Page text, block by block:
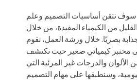
نتقن أساسيات التصميم وعلم
من الكيمياء المفيدة، من خلال
بصريًا. خلال ورشة العمل، نقوم
مختبر كيميائي صغير حيث نكتشف
والدرجات غير المرئية التي
وسنطبقها على مهام التصميم